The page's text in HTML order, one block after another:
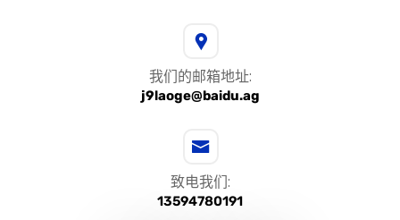
我们的邮箱地址:
j9laoge@baidu.ag
致电我们:
13594780191